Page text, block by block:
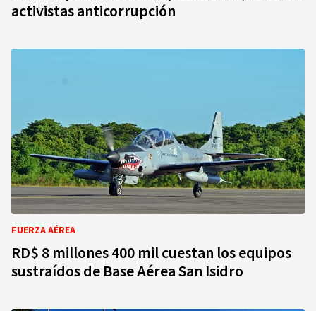
activistas anticorrupción
FUERZA AÉREA
RD$ 8 millones 400 mil cuestan los equipos
sustraídos de Base Aérea San Isidro